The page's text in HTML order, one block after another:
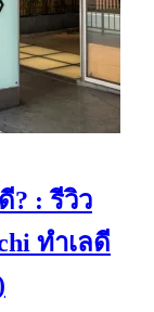
? : รีวิว
ทำเลดี